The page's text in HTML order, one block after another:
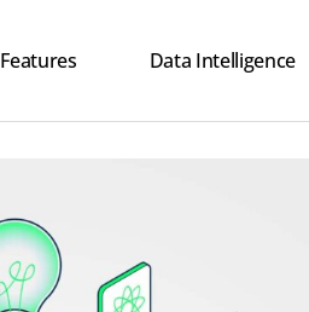
Features Data Intelligence